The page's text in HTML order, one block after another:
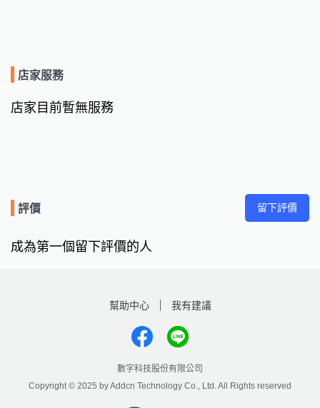
店家服務
店家目前暫無服務
評價 留下評價
成為第一個留下評價的人
幫助中心 我有建議
數字科技股份有限公司
Copyright © 2025 by Addcn Technology Co., Ltd. All Rights reserved